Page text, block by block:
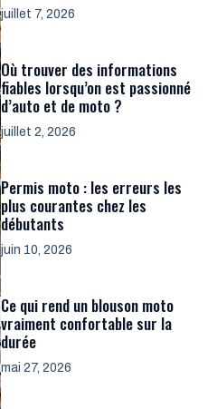
juillet 7, 2026
Où trouver des informations
fiables lorsqu’on est passionné
d’auto et de moto ?
juillet 2, 2026
Permis moto : les erreurs les
plus courantes chez les
débutants
juin 10, 2026
Ce qui rend un blouson moto
vraiment confortable sur la
durée
mai 27, 2026